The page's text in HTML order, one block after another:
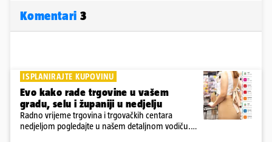
Komentari 3
ISPLANIRAJTE KUPOVINU
Evo kako rade trgovine u vašem
gradu, selu i županiji u nedjelju
Radno vrijeme trgovina i trgovačkih centara
nedjeljom pogledajte u našem detaljnom vodiču.